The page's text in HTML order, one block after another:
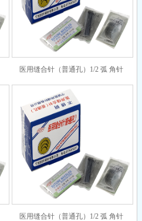
医用缝合针（普通孔）1/2 弧 角针
9×17
医用缝合针（普通孔）1/2 弧 角针